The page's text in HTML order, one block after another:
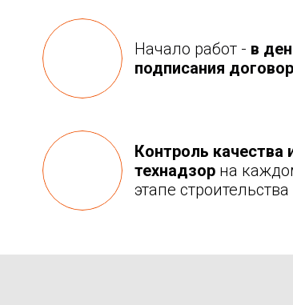
Начало работ - в
подписания
Контроль качества
технадзор на
этапе строительства